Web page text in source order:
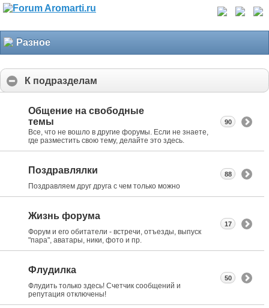
Разное
К подразделам
Общение на свободные
темы
Все, что не вошло в другие форумы. Если не знаете,
где разместить свою тему, делайте это здесь.
90
Поздравлялки
Поздравляем друг друга с чем только можно
88
Жизнь форума
Форум и его обитатели - встречи, отъезды, выпуск
"пара", аватары, ники, фото и пр.
17
Флудилка
Флудить только здесь! Счетчик сообщений и
репутация отключены!
50